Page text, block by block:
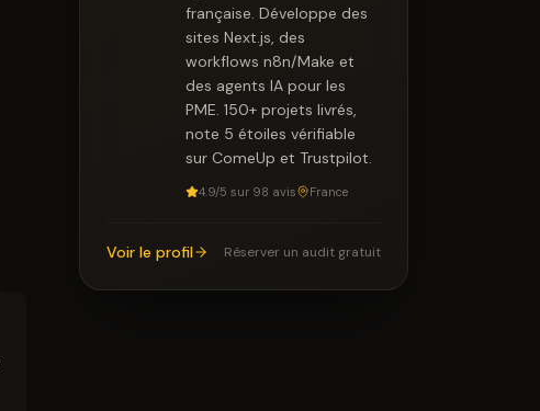
française. Développe des
sites Next.js, des
workflows n8n/Make et
des agents IA pour les
PME. 150+ projets livrés,
note 5 étoiles vérifiable
sur ComeUp et Trustpilot.
4.9/5 sur 98 avis France
Voir le profil Réserver un audit gratuit